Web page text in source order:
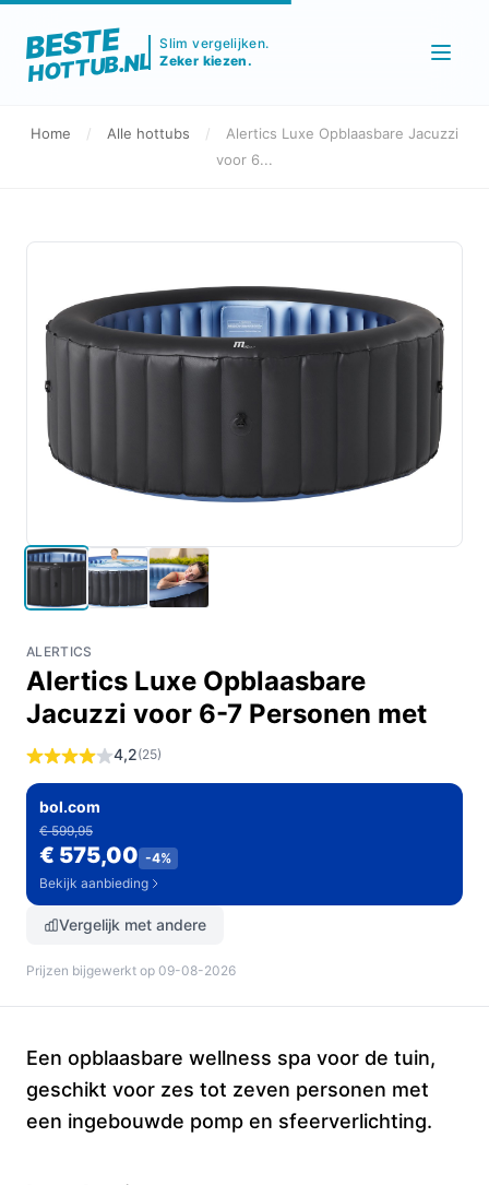
BESTE
HOTTUB.NL
Slim vergelijken.
Zeker kiezen.
Home / Alle hottubs /
Alertics Luxe Opblaasbare Jacuzzi
voor 6...
ALERTICS
Alertics Luxe Opblaasbare
Jacuzzi voor 6-7 Personen met
4,2(25)
bol.com
€ 599,95
€ 575,00 -4%
Bekijk aanbieding
Vergelijk met andere
Prijzen bijgewerkt op 09-08-2026
Een opblaasbare wellness spa voor de tuin,
geschikt voor zes tot zeven personen met
een ingebouwde pomp en sfeerverlichting.